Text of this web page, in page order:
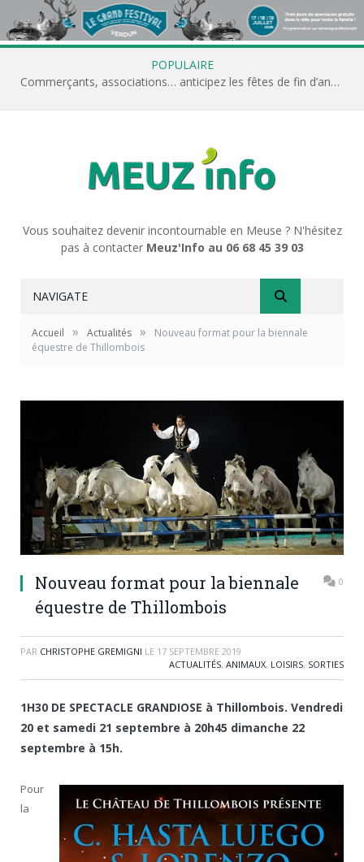
POPULAIRE
Commerçants, associations… anticipez les fêtes de fin d’année avec Meuz’Info
Vous souhaitez devenir incontournable en Meuse ? N'hésitez
pas à contacter Meuz'Info au 06 68 45 39 03
NAVIGATE
Accueil » Actualités »
Nouveau format pour la biennale
équestre de Thillombois
Nouveau format pour la biennale
équestre de Thillombois
0
PAR CHRISTOPHE GREMIGNI LE 17 SEPTEMBRE 2019
ACTUALITÉS, ANIMAUX, LOISIRS, SORTIES
1H30 DE SPECTACLE GRANDIOSE à Thillombois. Vendredi
20 et samedi 21 septembre à 20h45 dimanche 22
septembre à 15h.
Pour
la